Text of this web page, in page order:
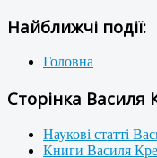
Найближчі події:
Головна
Сторінка Василя
Наукові статті
Книги Василя